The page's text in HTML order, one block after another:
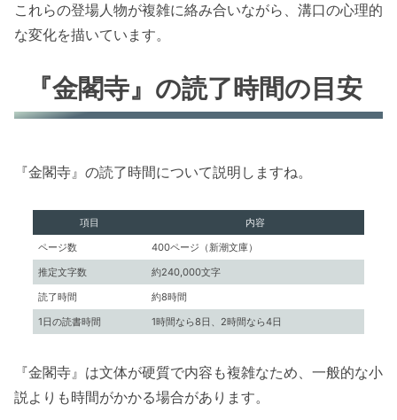
これらの登場人物が複雑に絡み合いながら、溝口の心理的
な変化を描いています。
『金閣寺』の読了時間の目安
『金閣寺』の読了時間について説明しますね。
項目
内容
ページ数
400ページ（新潮文庫）
推定文字数
約240,000文字
読了時間
約8時間
1日の読書時間
1時間なら8日、2時間なら4日
『金閣寺』は文体が硬質で内容も複雑なため、一般的な小
説よりも時間がかかる場合があります。